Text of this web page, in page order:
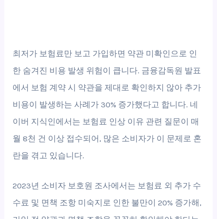
최저가 보험료만 보고 가입하면 약관 미확인으로 인
한 숨겨진 비용 발생 위험이 큽니다. 금융감독원 발표
에서 보험 계약 시 약관을 제대로 확인하지 않아 추가
비용이 발생하는 사례가 30% 증가했다고 합니다. 네
이버 지식인에서는 보험료 인상 이유 관련 질문이 매
월 8천 건 이상 접수되어, 많은 소비자가 이 문제로 혼
란을 겪고 있습니다.
2023년 소비자 보호원 조사에서는 보험료 외 추가 수
수료 및 면책 조항 미숙지로 인한 불만이 20% 증가해,